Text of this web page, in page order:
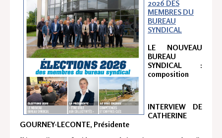
2026 DES
MEMBRES DU
BUREAU
SYNDICAL
LE NOUVEAU
BUREAU
SYNDICAL :
composition
INTERVIEW DE
CATHERINE
GOURNEY-LECONTE, Présidente